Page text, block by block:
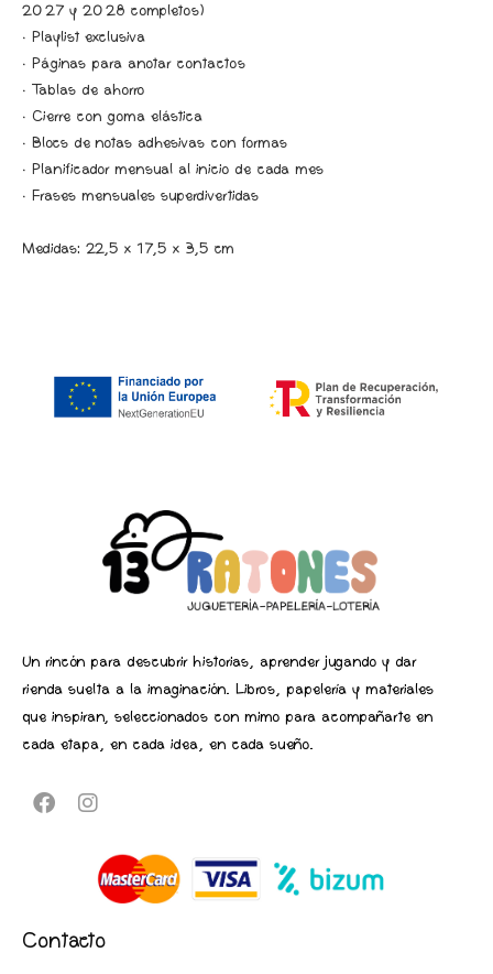
2027 y 2028 completos)
· Playlist exclusiva
· Páginas para anotar contactos
· Tablas de ahorro
· Cierre con goma elástica
· Blocs de notas adhesivas con formas
· Planificador mensual al inicio de cada mes
· Frases mensuales superdivertidas
Medidas: 22,5 x 17,5 x 3,5 cm
Un rincón para descubrir historias, aprender jugando y dar
rienda suelta a la imaginación. Libros, papelería y materiales
que inspiran, seleccionados con mimo para acompañarte en
cada etapa, en cada idea, en cada sueño.
Contacto